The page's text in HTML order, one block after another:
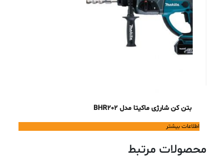
بتن کن شارژی ماکیتا مدل BHR202
اطلاعات بیشتر
محصولات مرتبط